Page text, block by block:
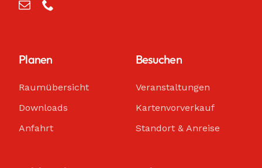
Planen
Raumübersicht
Downloads
Anfahrt
Besuchen
Veranstaltungen
Kartenvorverkauf
Standort & Anreise